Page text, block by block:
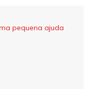
pequena ajuda